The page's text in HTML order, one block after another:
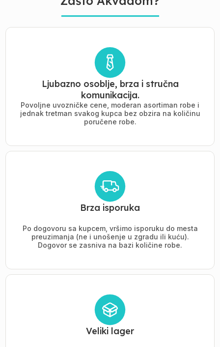
Ljubazno osoblje, brza i stručna
komunikacija.
Povoljne uvozničke cene, moderan asortiman robe i
jednak tretman svakog kupca bez obzira na količinu
poručene robe.
Brza isporuka
Po dogovoru sa kupcem, vršimo isporuku do mesta
preuzimanja (ne i unošenje u zgradu ili kuću).
Dogovor se zasniva na bazi količine robe.
Veliki lager